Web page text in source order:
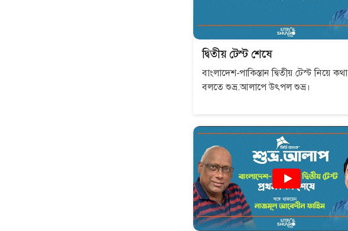
দ্বিতীয় টেস্ট শেষে
বাংলাদেশ-পাকিস্তান দ্বিতীয় টেস্ট নিয়ে কথা
বলতে শুভ্র.আলাপে উৎপল শুভ্র।